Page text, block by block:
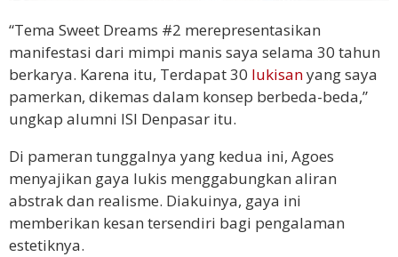
“Tema Sweet Dreams #2 merepresentasikan
manifestasi dari mimpi manis saya selama 30 tahun
berkarya. Karena itu, Terdapat 30 lukisanyang saya
pamerkan, dikemas dalam konsep berbeda-beda,”
ungkap alumni ISI Denpasar itu.
Di pameran tunggalnya yang kedua ini, Agoes
menyajikan gaya lukis menggabungkan aliran
abstrak dan realisme. Diakuinya, gaya ini
memberikan kesan tersendiri bagi pengalaman
estetiknya.